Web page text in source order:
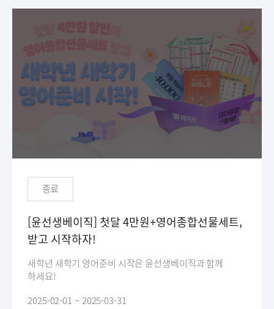
종료
[윤선생베이직] 첫달 4만원+영어종합선물세트,
받고 시작하자!
새학년 새학기 영어준비 시작은 윤선생베이직과 함께
하세요!
2025-02-01 ~ 2025-03-31